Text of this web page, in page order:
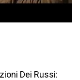
Dei Russi: